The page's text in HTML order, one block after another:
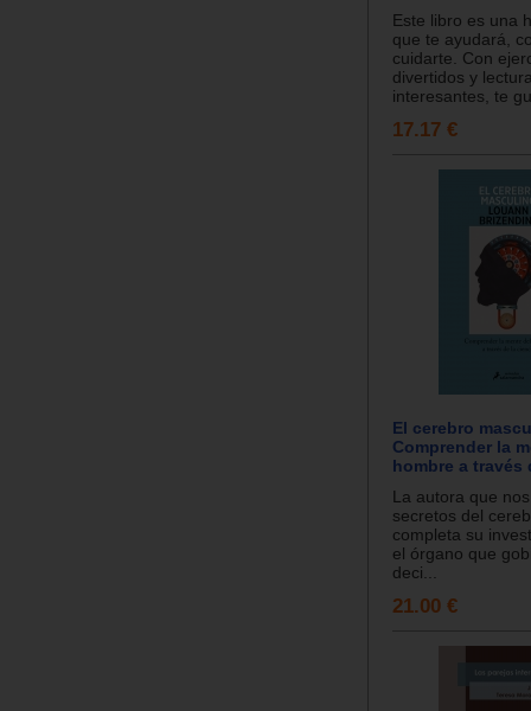
Este libro es una
que te ayudará,
cuidarte. Con
divertidos y
interesantes, te
17.17 €
El cerebro
Comprender la
hombre a través
La autora que
secretos del
completa su
el órgano que
deci...
21.00 €